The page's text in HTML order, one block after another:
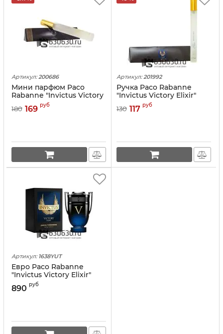
Артикул: 200686
Мини парфюм Paco
Rabanne "Invictus Victory
Elixir" Parfum Intense"
EDT 35 ml (треугольник)
180 169 руб
Артикул: 201992
Ручка Paco Rabanne
"Invictus Victory Elixir"
Parfum Intense"15 ml
130 117 руб
Артикул: 1638YUT
Евро Paco Rabanne
"Invictus Victory Elixir"
Parfum Intense" 100 ml
оптом
890 руб